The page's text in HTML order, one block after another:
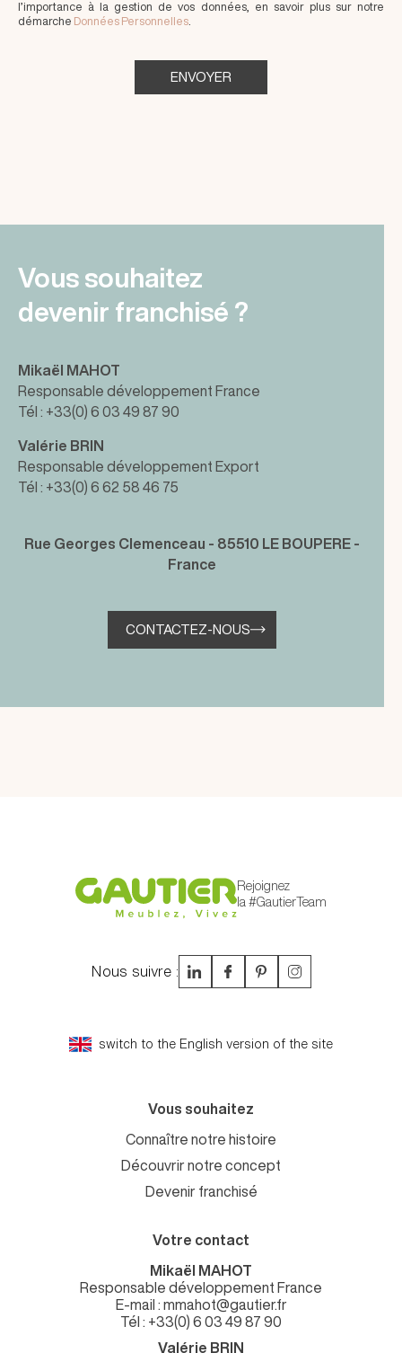
l’importance à la gestion de vos données, en savoir plus sur notre
démarche Données Personnelles
ENVOYER
Vous souhaitez
devenir franchisé ?
Mikaël MAHOT
Responsable développement France
Tél : +33(0) 6 03 49 87 90
Valérie BRIN
Responsable développement Export
Tél : +33(0) 6 62 58 46 75
Rue Georges Clemenceau - 85510 LE BOUPERE -
France
CONTACTEZ-NOUS
Rejoignez
la #GautierTeam
Nous suivre :
switch to the English version of the site
Vous souhaitez
Connaître notre histoire
Découvrir notre concept
Devenir franchisé
Votre contact
Mikaël MAHOT
Responsable développement France
E-mail : mmahot@gautier.fr
Tél : +33(0) 6 03 49 87 90
Valérie BRIN